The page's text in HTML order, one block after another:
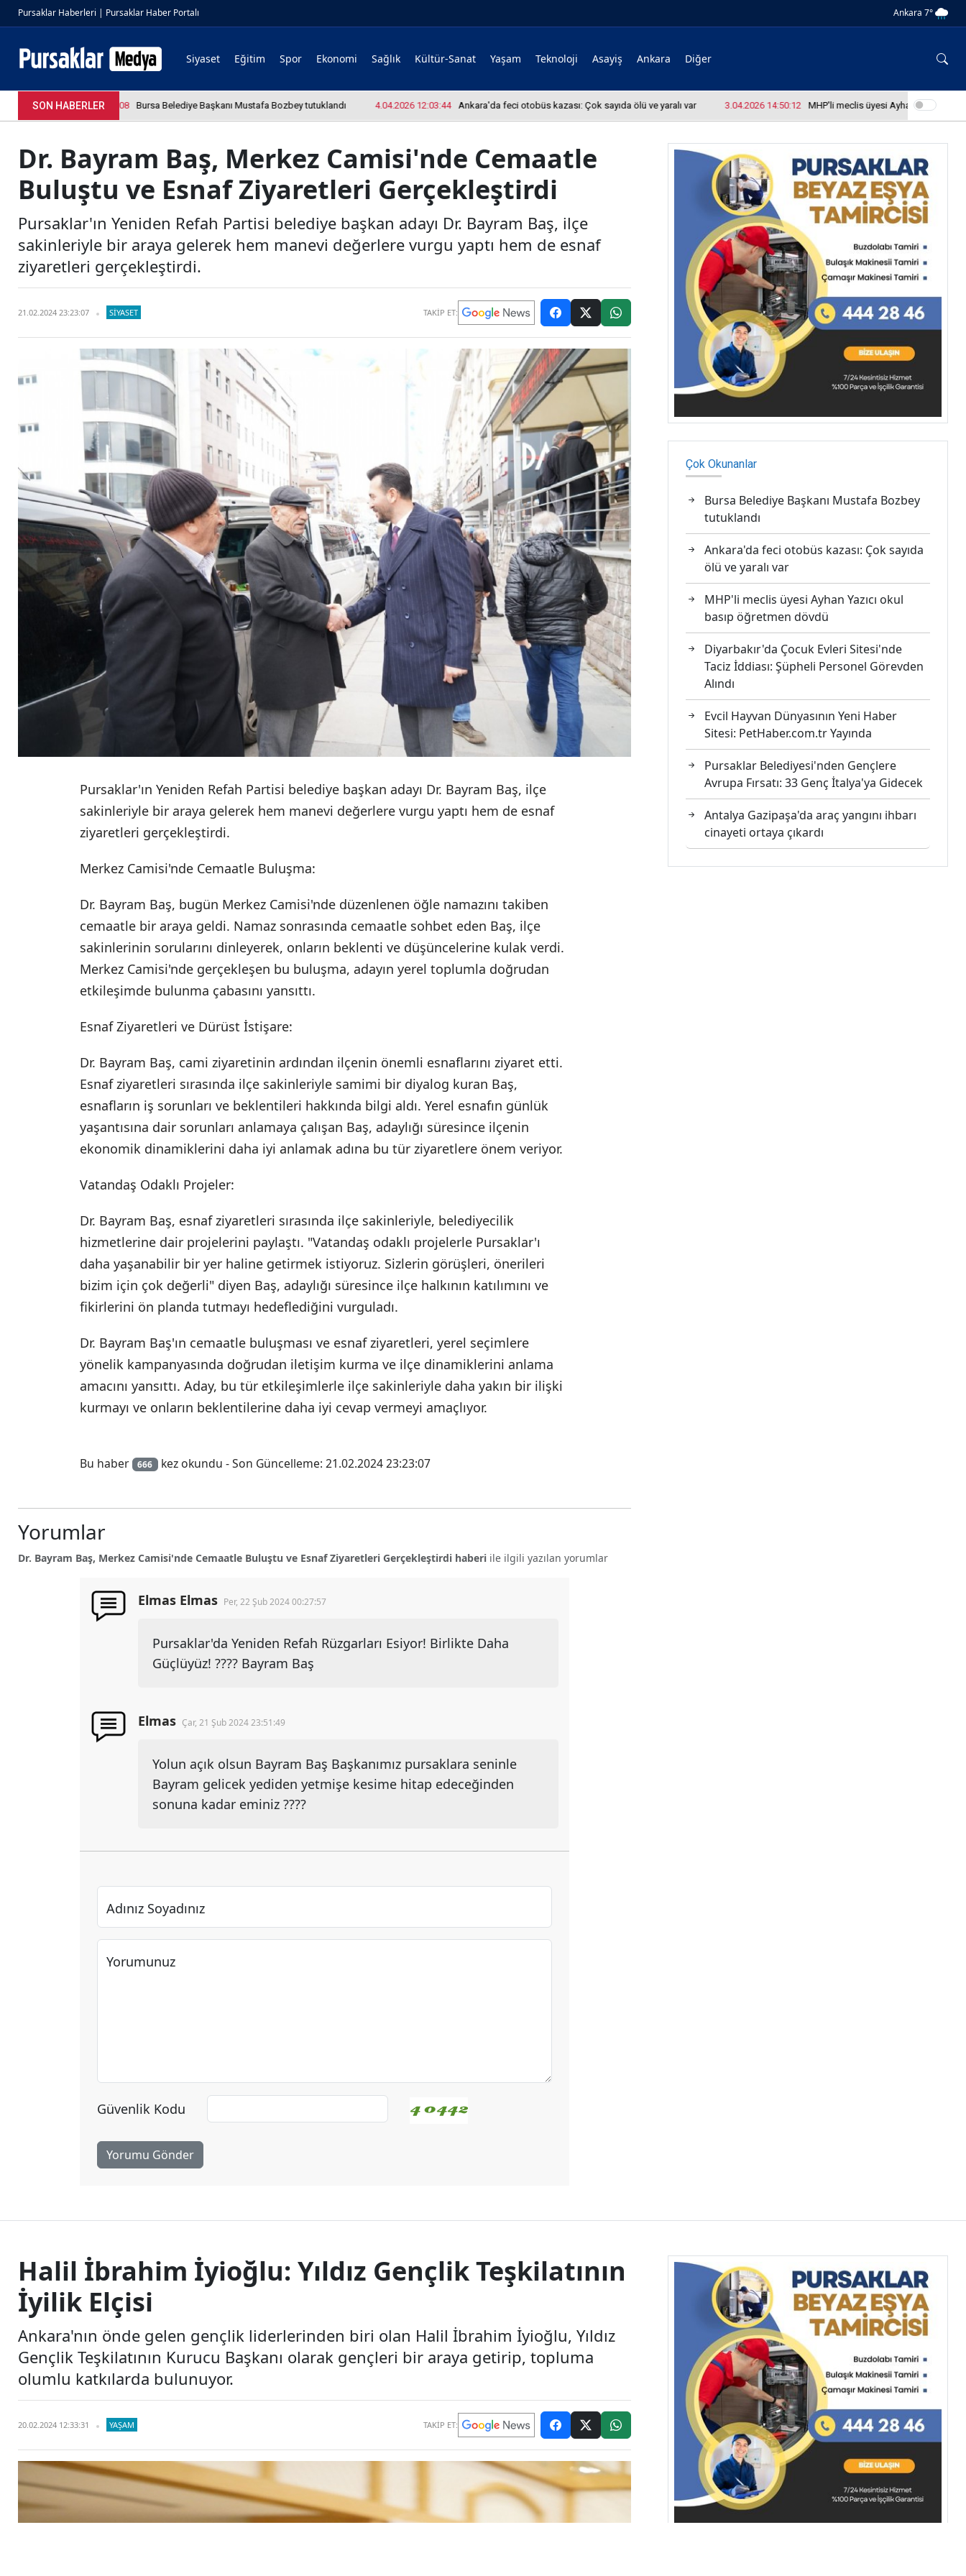
Pursaklar Haberleri | Pursaklar Haber Portalı Ankara 7°
Siyaset Eğitim Spor Ekonomi Sağlık Kültür-Sanat Yaşam Teknoloji Asayiş Ankara Diğer
SON HABERLER
4.04.2026 12:36:08 Bursa Belediye Başkanı Mustafa Bozbey tutuklandı 4.04.2026 12:03:44 Ankara'da feci otobüs kazası: Çok sayıda ölü ve yaralı var 3.04.2026 14:50:12 MHP'li meclis üyesi Ayhan Yazıcı okul
Dr. Bayram Baş, Merkez Camisi'nde Cemaatle
Buluştu ve Esnaf Ziyaretleri Gerçekleştirdi
Pursaklar'ın Yeniden Refah Partisi belediye başkan adayı Dr. Bayram Baş, ilçe
sakinleriyle bir araya gelerek hem manevi değerlere vurgu yaptı hem de esnaf
ziyaretleri gerçekleştirdi.
21.02.2024 23:23:07 SIYASET TAKİP ET:
Pursaklar'ın Yeniden Refah Partisi belediye başkan adayı Dr. Bayram Baş, ilçe
sakinleriyle bir araya gelerek hem manevi değerlere vurgu yaptı hem de esnaf
ziyaretleri gerçekleştirdi.
Merkez Camisi'nde Cemaatle Buluşma:
Dr. Bayram Baş, bugün Merkez Camisi'nde düzenlenen öğle namazını takiben
cemaatle bir araya geldi. Namaz sonrasında cemaatle sohbet eden Baş, ilçe
sakinlerinin sorularını dinleyerek, onların beklenti ve düşüncelerine kulak verdi.
Merkez Camisi'nde gerçekleşen bu buluşma, adayın yerel toplumla doğrudan
etkileşimde bulunma çabasını yansıttı.
Esnaf Ziyaretleri ve Dürüst İstişare:
Dr. Bayram Baş, cami ziyaretinin ardından ilçenin önemli esnaflarını ziyaret etti.
Esnaf ziyaretleri sırasında ilçe sakinleriyle samimi bir diyalog kuran Baş,
esnafların iş sorunları ve beklentileri hakkında bilgi aldı. Yerel esnafın günlük
yaşantısına dair sorunları anlamaya çalışan Baş, adaylığı süresince ilçenin
ekonomik dinamiklerini daha iyi anlamak adına bu tür ziyaretlere önem veriyor.
Vatandaş Odaklı Projeler:
Dr. Bayram Baş, esnaf ziyaretleri sırasında ilçe sakinleriyle, belediyecilik
hizmetlerine dair projelerini paylaştı. "Vatandaş odaklı projelerle Pursaklar'ı
daha yaşanabilir bir yer haline getirmek istiyoruz. Sizlerin görüşleri, önerileri
bizim için çok değerli" diyen Baş, adaylığı süresince ilçe halkının katılımını ve
fikirlerini ön planda tutmayı hedeflediğini vurguladı.
Dr. Bayram Baş'ın cemaatle buluşması ve esnaf ziyaretleri, yerel seçimlere
yönelik kampanyasında doğrudan iletişim kurma ve ilçe dinamiklerini anlama
amacını yansıttı. Aday, bu tür etkileşimlerle ilçe sakinleriyle daha yakın bir ilişki
kurmayı ve onların beklentilerine daha iyi cevap vermeyi amaçlıyor.
Bu haber 666 kez okundu - Son Güncelleme: 21.02.2024 23:23:07
Yorumlar
Dr. Bayram Baş, Merkez Camisi'nde Cemaatle Buluştu ve Esnaf Ziyaretleri Gerçekleştirdi haberi ile ilgili yazılan yorumlar
Elmas Elmas Per, 22 Şub 2024 00:27:57
Pursaklar'da Yeniden Refah Rüzgarları Esiyor! Birlikte Daha
Güçlüyüz! ???? Bayram Baş
Elmas Çar, 21 Şub 2024 23:51:49
Yolun açık olsun Bayram Baş Başkanımız pursaklara seninle
Bayram gelicek yediden yetmişe kesime hitap edeceğinden
sonuna kadar eminiz ????
Adınız Soyadınız
Yorumunuz
Güvenlik Kodu
Yorumu Gönder
Çok Okunanlar
Bursa Belediye Başkanı Mustafa Bozbey
tutuklandı
Ankara'da feci otobüs kazası: Çok sayıda
ölü ve yaralı var
MHP'li meclis üyesi Ayhan Yazıcı okul
basıp öğretmen dövdü
Diyarbakır'da Çocuk Evleri Sitesi'nde
Taciz İddiası: Şüpheli Personel Görevden
Alındı
Evcil Hayvan Dünyasının Yeni Haber
Sitesi: PetHaber.com.tr Yayında
Pursaklar Belediyesi'nden Gençlere
Avrupa Fırsatı: 33 Genç İtalya'ya Gidecek
Antalya Gazipaşa'da araç yangını ihbarı
cinayeti ortaya çıkardı
Halil İbrahim İyioğlu: Yıldız Gençlik Teşkilatının
İyilik Elçisi
Ankara'nın önde gelen gençlik liderlerinden biri olan Halil İbrahim İyioğlu, Yıldız
Gençlik Teşkilatının Kurucu Başkanı olarak gençleri bir araya getirip, topluma
olumlu katkılarda bulunuyor.
20.02.2024 12:33:31 YAŞAM TAKİP ET: